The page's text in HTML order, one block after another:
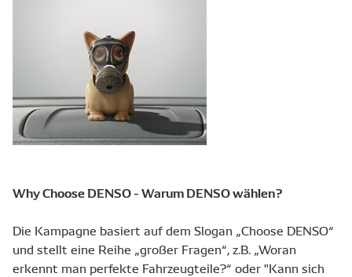
Why Choose DENSO - Warum DENSO wählen?
Die Kampagne basiert auf dem Slogan „Choose DENSO“
und stellt eine Reihe „großer Fragen“, z.B. „Woran
erkennt man perfekte Fahrzeugteile?“ oder "Kann sich